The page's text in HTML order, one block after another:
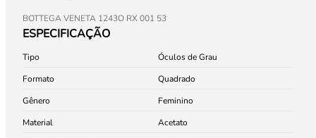
BOTTEGA VENETA 1243O RX 001 53
ESPECIFICAÇÃO
Tipo
Óculos de Grau
Formato
Quadrado
Gênero
Feminino
Material
Acetato